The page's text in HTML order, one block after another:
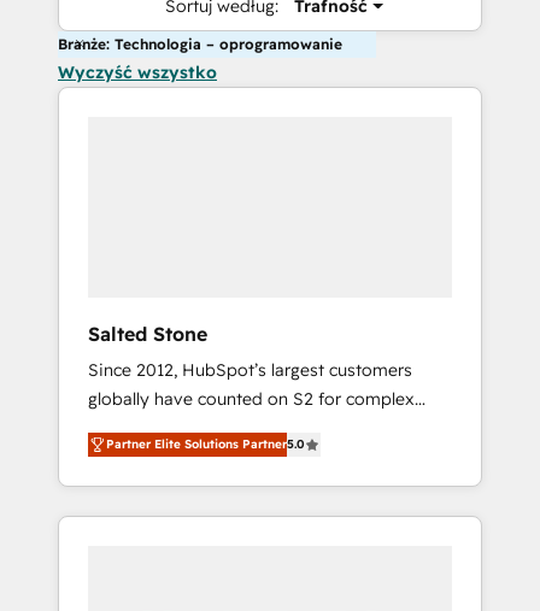
Sortuj według: Trafność
Branże: Technologia – oprogramowanie
Wyczyść wszystko
Salted Stone
Since 2012, HubSpot’s largest customers
globally have counted on S2 for complex
migrations, change management, systems
integration, and creative solutions that
deliver measurable impact and transform
brand experiences As one of the few full-
Partner Elite Solutions Partner5.0